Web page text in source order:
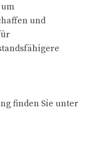
und
finden Sie unter